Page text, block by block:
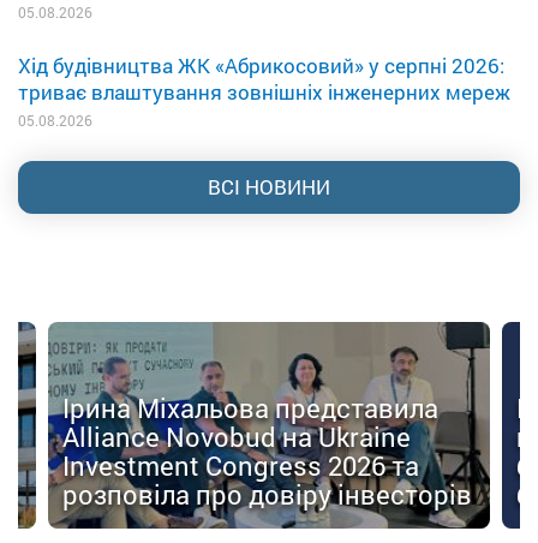
05.08.2026
Хід будівництва ЖК «Абрикосовий» у серпні 2026:
триває влаштування зовнішніх інженерних мереж
05.08.2026
ВСІ НОВИНИ
Ірина Міхальова представила
Alliance Novobud на Ukraine
Investment Congress 2026 та
розповіла про довіру інвесторів